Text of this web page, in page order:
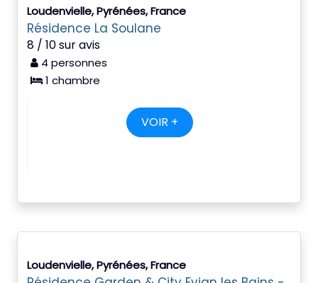
Loudenvielle, Pyrénées, France
Résidence La Soulane
8 / 10 sur avis
4 personnes
1 chambre
VOIR +
Loudenvielle, Pyrénées, France